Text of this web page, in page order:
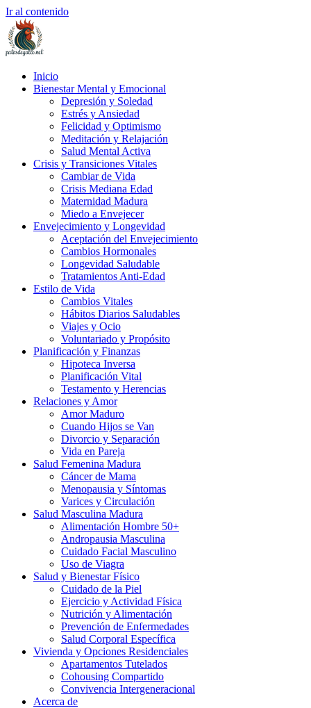
Ir al contenido
Inicio
Bienestar Mental y Emocional
Depresión y Soledad
Estrés y Ansiedad
Felicidad y Optimismo
Meditación y Relajación
Salud Mental Activa
Crisis y Transiciones Vitales
Cambiar de Vida
Crisis Mediana Edad
Maternidad Madura
Miedo a Envejecer
Envejecimiento y Longevidad
Aceptación del Envejecimiento
Cambios Hormonales
Longevidad Saludable
Tratamientos Anti-Edad
Estilo de Vida
Cambios Vitales
Hábitos Diarios Saludables
Viajes y Ocio
Voluntariado y Propósito
Planificación y Finanzas
Hipoteca Inversa
Planificación Vital
Testamento y Herencias
Relaciones y Amor
Amor Maduro
Cuando Hijos se Van
Divorcio y Separación
Vida en Pareja
Salud Femenina Madura
Cáncer de Mama
Menopausia y Síntomas
Varices y Circulación
Salud Masculina Madura
Alimentación Hombre 50+
Andropausia Masculina
Cuidado Facial Masculino
Uso de Viagra
Salud y Bienestar Físico
Cuidado de la Piel
Ejercicio y Actividad Física
Nutrición y Alimentación
Prevención de Enfermedades
Salud Corporal Específica
Vivienda y Opciones Residenciales
Apartamentos Tutelados
Cohousing Compartido
Convivencia Intergeneracional
Acerca de